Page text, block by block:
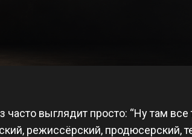
выглядит просто: “Ну там
режиссёрский, продюсерский,